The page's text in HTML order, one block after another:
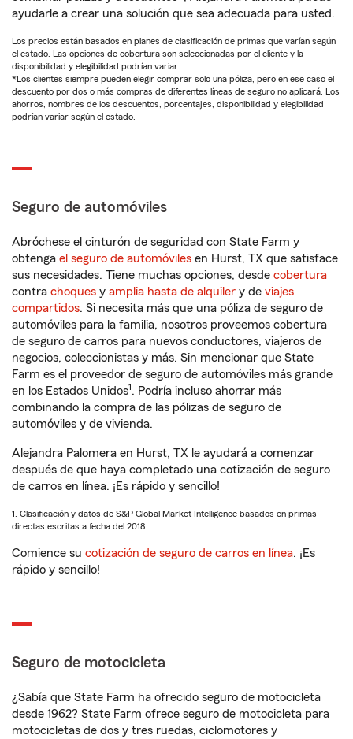
ayudarle a crear una solución que sea adecuada para usted.
Los precios están basados en planes de clasificación de primas que varían según
el estado. Las opciones de cobertura son seleccionadas por el cliente y la
disponibilidad y elegibilidad podrían variar.
*Los clientes siempre pueden elegir comprar solo una póliza, pero en ese caso el
descuento por dos o más compras de diferentes líneas de seguro no aplicará. Los
ahorros, nombres de los descuentos, porcentajes, disponibilidad y elegibilidad
podrían variar según el estado.
Seguro de automóviles
Abróchese el cinturón de seguridad con State Farm y
obtenga el seguro de automóviles en Hurst, TX que satisface
sus necesidades. Tiene muchas opciones, desde cobertura
contra choques y amplia hasta de alquiler y de viajes
compartidos. Si necesita más que una póliza de seguro de
automóviles para la familia, nosotros proveemos cobertura
de seguro de carros para nuevos conductores, viajeros de
negocios, coleccionistas y más. Sin mencionar que State
Farm es el proveedor de seguro de automóviles más grande
en los Estados Unidos1. Podría incluso ahorrar más
combinando la compra de las pólizas de seguro de
automóviles y de vivienda.
Alejandra Palomera en Hurst, TX le ayudará a comenzar
después de que haya completado una cotización de seguro
de carros en línea. ¡Es rápido y sencillo!
1. Clasificación y datos de S&P Global Market Intelligence basados en primas
directas escritas a fecha del 2018.
Comience su cotización de seguro de carros en línea. ¡Es
rápido y sencillo!
Seguro de motocicleta
¿Sabía que State Farm ha ofrecido seguro de motocicleta
desde 1962? State Farm ofrece seguro de motocicleta para
motocicletas de dos y tres ruedas, ciclomotores y